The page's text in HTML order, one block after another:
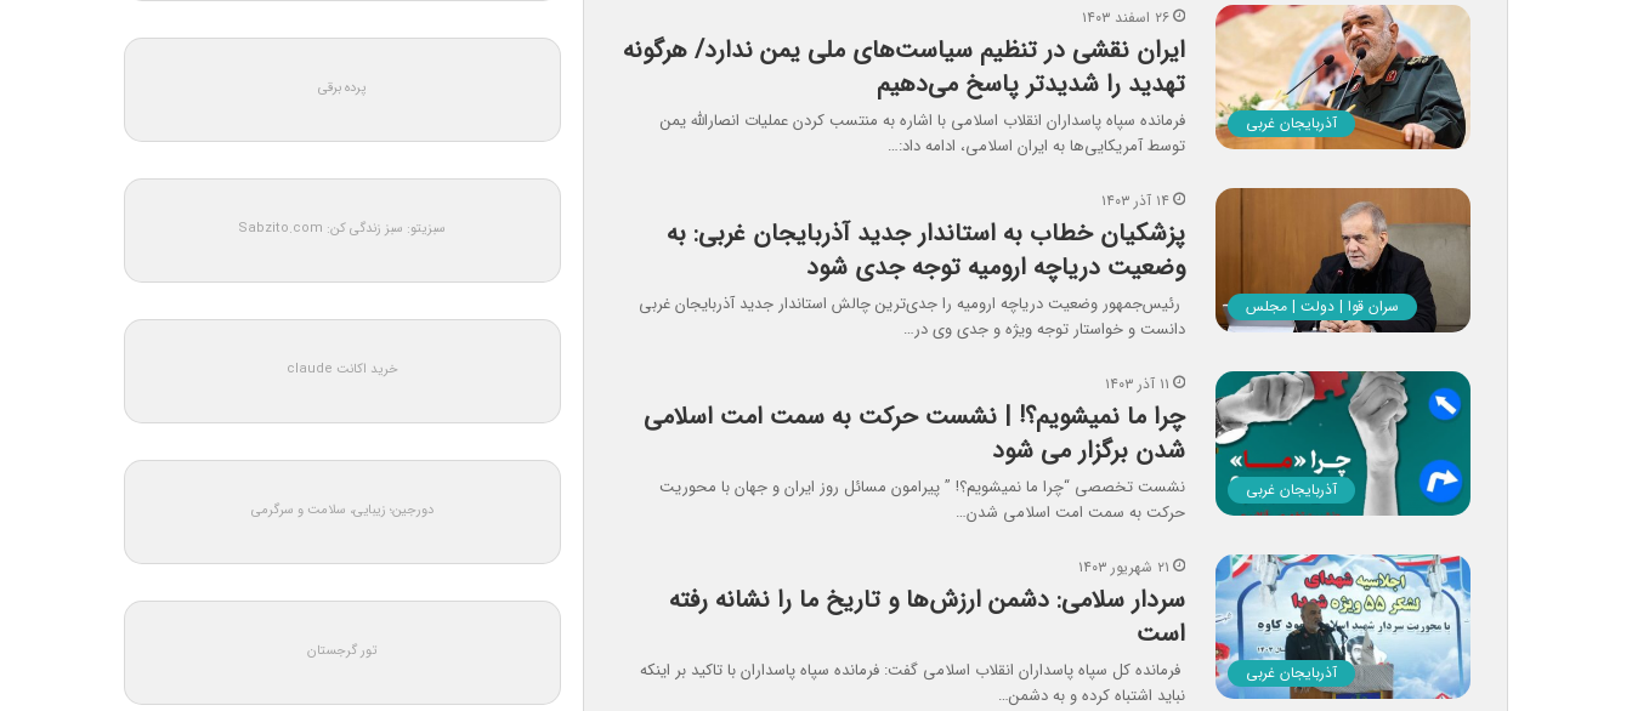
آذربایجان غربی
۲۶ اسفند ۱۴۰۳
ایران نقشی در تنظیم سیاست‌های ملی یمن ندارد/ هرگونه
تهدید را شدیدتر پاسخ می‌دهیم
فرمانده سپاه پاسداران انقلاب اسلامی با اشاره به منتسب کردن عملیات انصارالله یمن
توسط آمریکایی‌ها به ایران اسلامی، ادامه داد:…
سران قوا | دولت | مجلس
۱۴ آذر ۱۴۰۳
پزشکیان خطاب به استاندار جدید آذربایجان غربی: به
وضعیت دریاچه ارومیه توجه جدی شود
رئیس‌جمهور وضعیت دریاچه ارومیه را جدی‌ترین چالش استاندار جدید آذربایجان غربی
دانست و خواستار توجه ویژه و جدی وی در…
آذربایجان غربی
۱۱ آذر ۱۴۰۳
چرا ما نمیشویم؟! | نشست حرکت به سمت امت اسلامی
شدن برگزار می شود
نشست تخصصی “چرا ما نمیشویم؟! ” پیرامون مسائل روز ایران و جهان با محوریت
حرکت به سمت امت اسلامی شدن…
آذربایجان غربی
۲۱ شهریور ۱۴۰۳
سردار سلامی: دشمن ارزش‌ها و تاریخ ما را نشانه رفته
است
فرمانده کل سپاه پاسداران انقلاب اسلامی گفت: فرمانده سپاه پاسداران با تاکید بر اینکه
نباید اشتباه کرده و به دشمن…
پرده برقی
سبزیتو: سبز زندگی کن: Sabzito.com
خرید اکانت claude
دورجین؛ زیبایی، سلامت و سرگرمی
تور گرجستان